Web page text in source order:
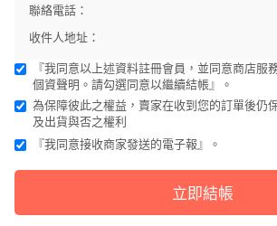
聯絡電話：
收件人地址：
姓名
『我同意以上述資料註冊會員，並同意商店服
個資聲明 。請勾選同意以繼續結帳』。
為保障彼此之權益，賣家在收到您的訂單後仍
及出貨與否之權利
『我同意接收商家發送的電子報』。
立即結帳